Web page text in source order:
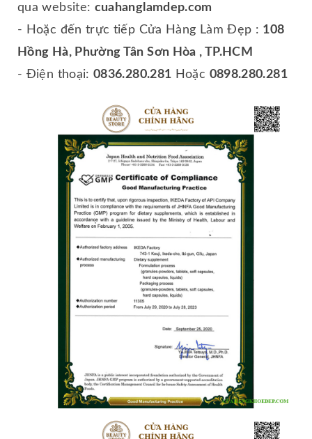
qua website: cuahanglamdep.com
- Hoặc đến trực tiếp Cửa Hàng Làm Đẹp : 108
Hồng Hà, Phường Tân Sơn Hòa , TP.HCM
- Điện thoại:0836.280.281 Hoặc 0898.280.281